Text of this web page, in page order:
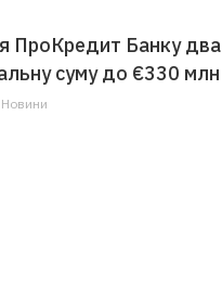
ПроКредит Банку два
суму до €330 млн
Новини